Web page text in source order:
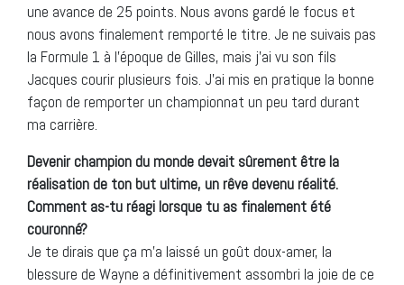
une avance de 25 points. Nous avons gardé le focus et
nous avons finalement remporté le titre. Je ne suivais pas
la Formule 1 à l’époque de Gilles, mais j’ai vu son fils
Jacques courir plusieurs fois. J’ai mis en pratique la bonne
façon de remporter un championnat un peu tard durant
ma carrière.
Devenir champion du monde devait sûrement être la
réalisation de ton but ultime, un rêve devenu réalité.
Comment as-tu réagi lorsque tu as finalement été
couronné?
Je te dirais que ça m’a laissé un goût doux-amer, la
blessure de Wayne a définitivement assombri la joie de ce